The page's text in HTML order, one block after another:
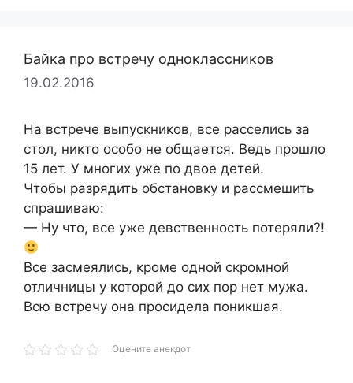
Байка про встречу одноклассников
19.02.2016
На встрече выпускников, все расселись за
стол, никто особо не общается. Ведь прошло
15 лет. У многих уже по двое детей.
Чтобы разрядить обстановку и рассмешить
спрашиваю:
— Ну что, все уже девственность потеряли?!
Все засмеялись, кроме одной скромной
отличницы у которой до сих пор нет мужа.
Всю встречу она просидела поникшая.
Оцените анекдот